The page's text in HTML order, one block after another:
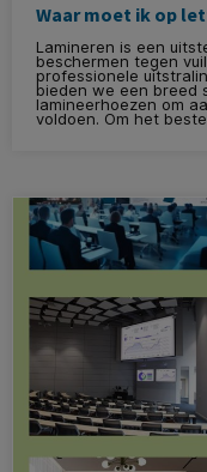
Waar moet ik op
Lamineren is een
beschermen tegen
professionele
bieden we een breed
lamineerhoezen om
voldoen. Om het